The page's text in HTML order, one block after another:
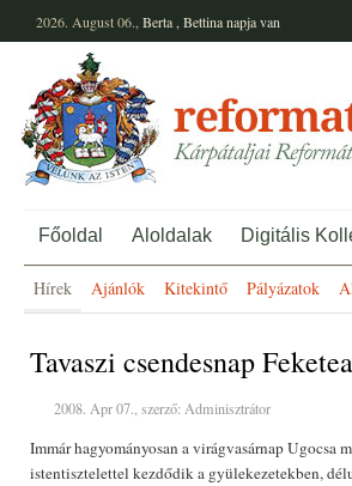
2026. August 06., Berta , Bettinanapja van
Főoldal Aloldalak Digitális
Hírek Ajánlók Kitekintő Pályázatok
Tavaszi csendesnap
2008. Apr 07., szerző: Adminisztrátor
Immár hagyományosan a virágvasárnap Ugocsa
istentisztelettel kezdődik a gyülekezetekben,